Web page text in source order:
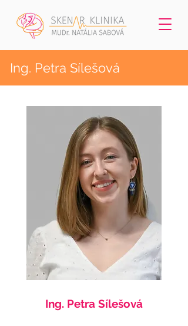
Ing. Petra Sílešová
Ing. Petra Sílešová